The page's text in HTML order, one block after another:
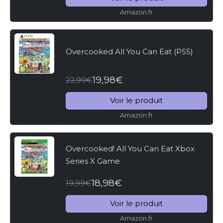
Amazon.fr
Overcooked All You Can Eat (PS5)
22,99€19,98€
Voir le produit
Amazon.fr
Overcooked! All You Can Eat Xbox
Series X Game
19,99€18,98€
Voir le produit
Amazon.fr